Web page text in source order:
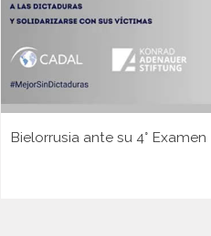
Bielorrusia ante su 4°